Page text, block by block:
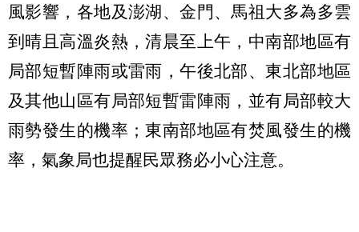
風影響，各地及澎湖、金門、馬祖大多為多雲
到晴且高溫炎熱，清晨至上午，中南部地區有
局部短暫陣雨或雷雨，午後北部、東北部地區
及其他山區有局部短暫雷陣雨，並有局部較大
雨勢發生的機率；東南部地區有焚風發生的機
率，氣象局也提醒民眾務必小心注意。